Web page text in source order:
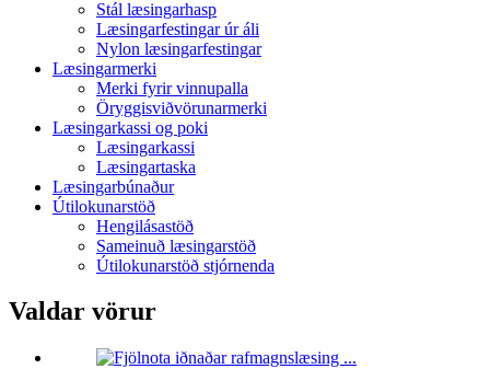
Stál læsingarhasp
Læsingarfestingar úr áli
Nylon læsingarfestingar
Læsingarmerki
Merki fyrir vinnupalla
Öryggisviðvörunarmerki
Læsingarkassi og poki
Læsingarkassi
Læsingartaska
Læsingarbúnaður
Útilokunarstöð
Hengilásastöð
Sameinuð læsingarstöð
Útilokunarstöð stjórnenda
Valdar vörur